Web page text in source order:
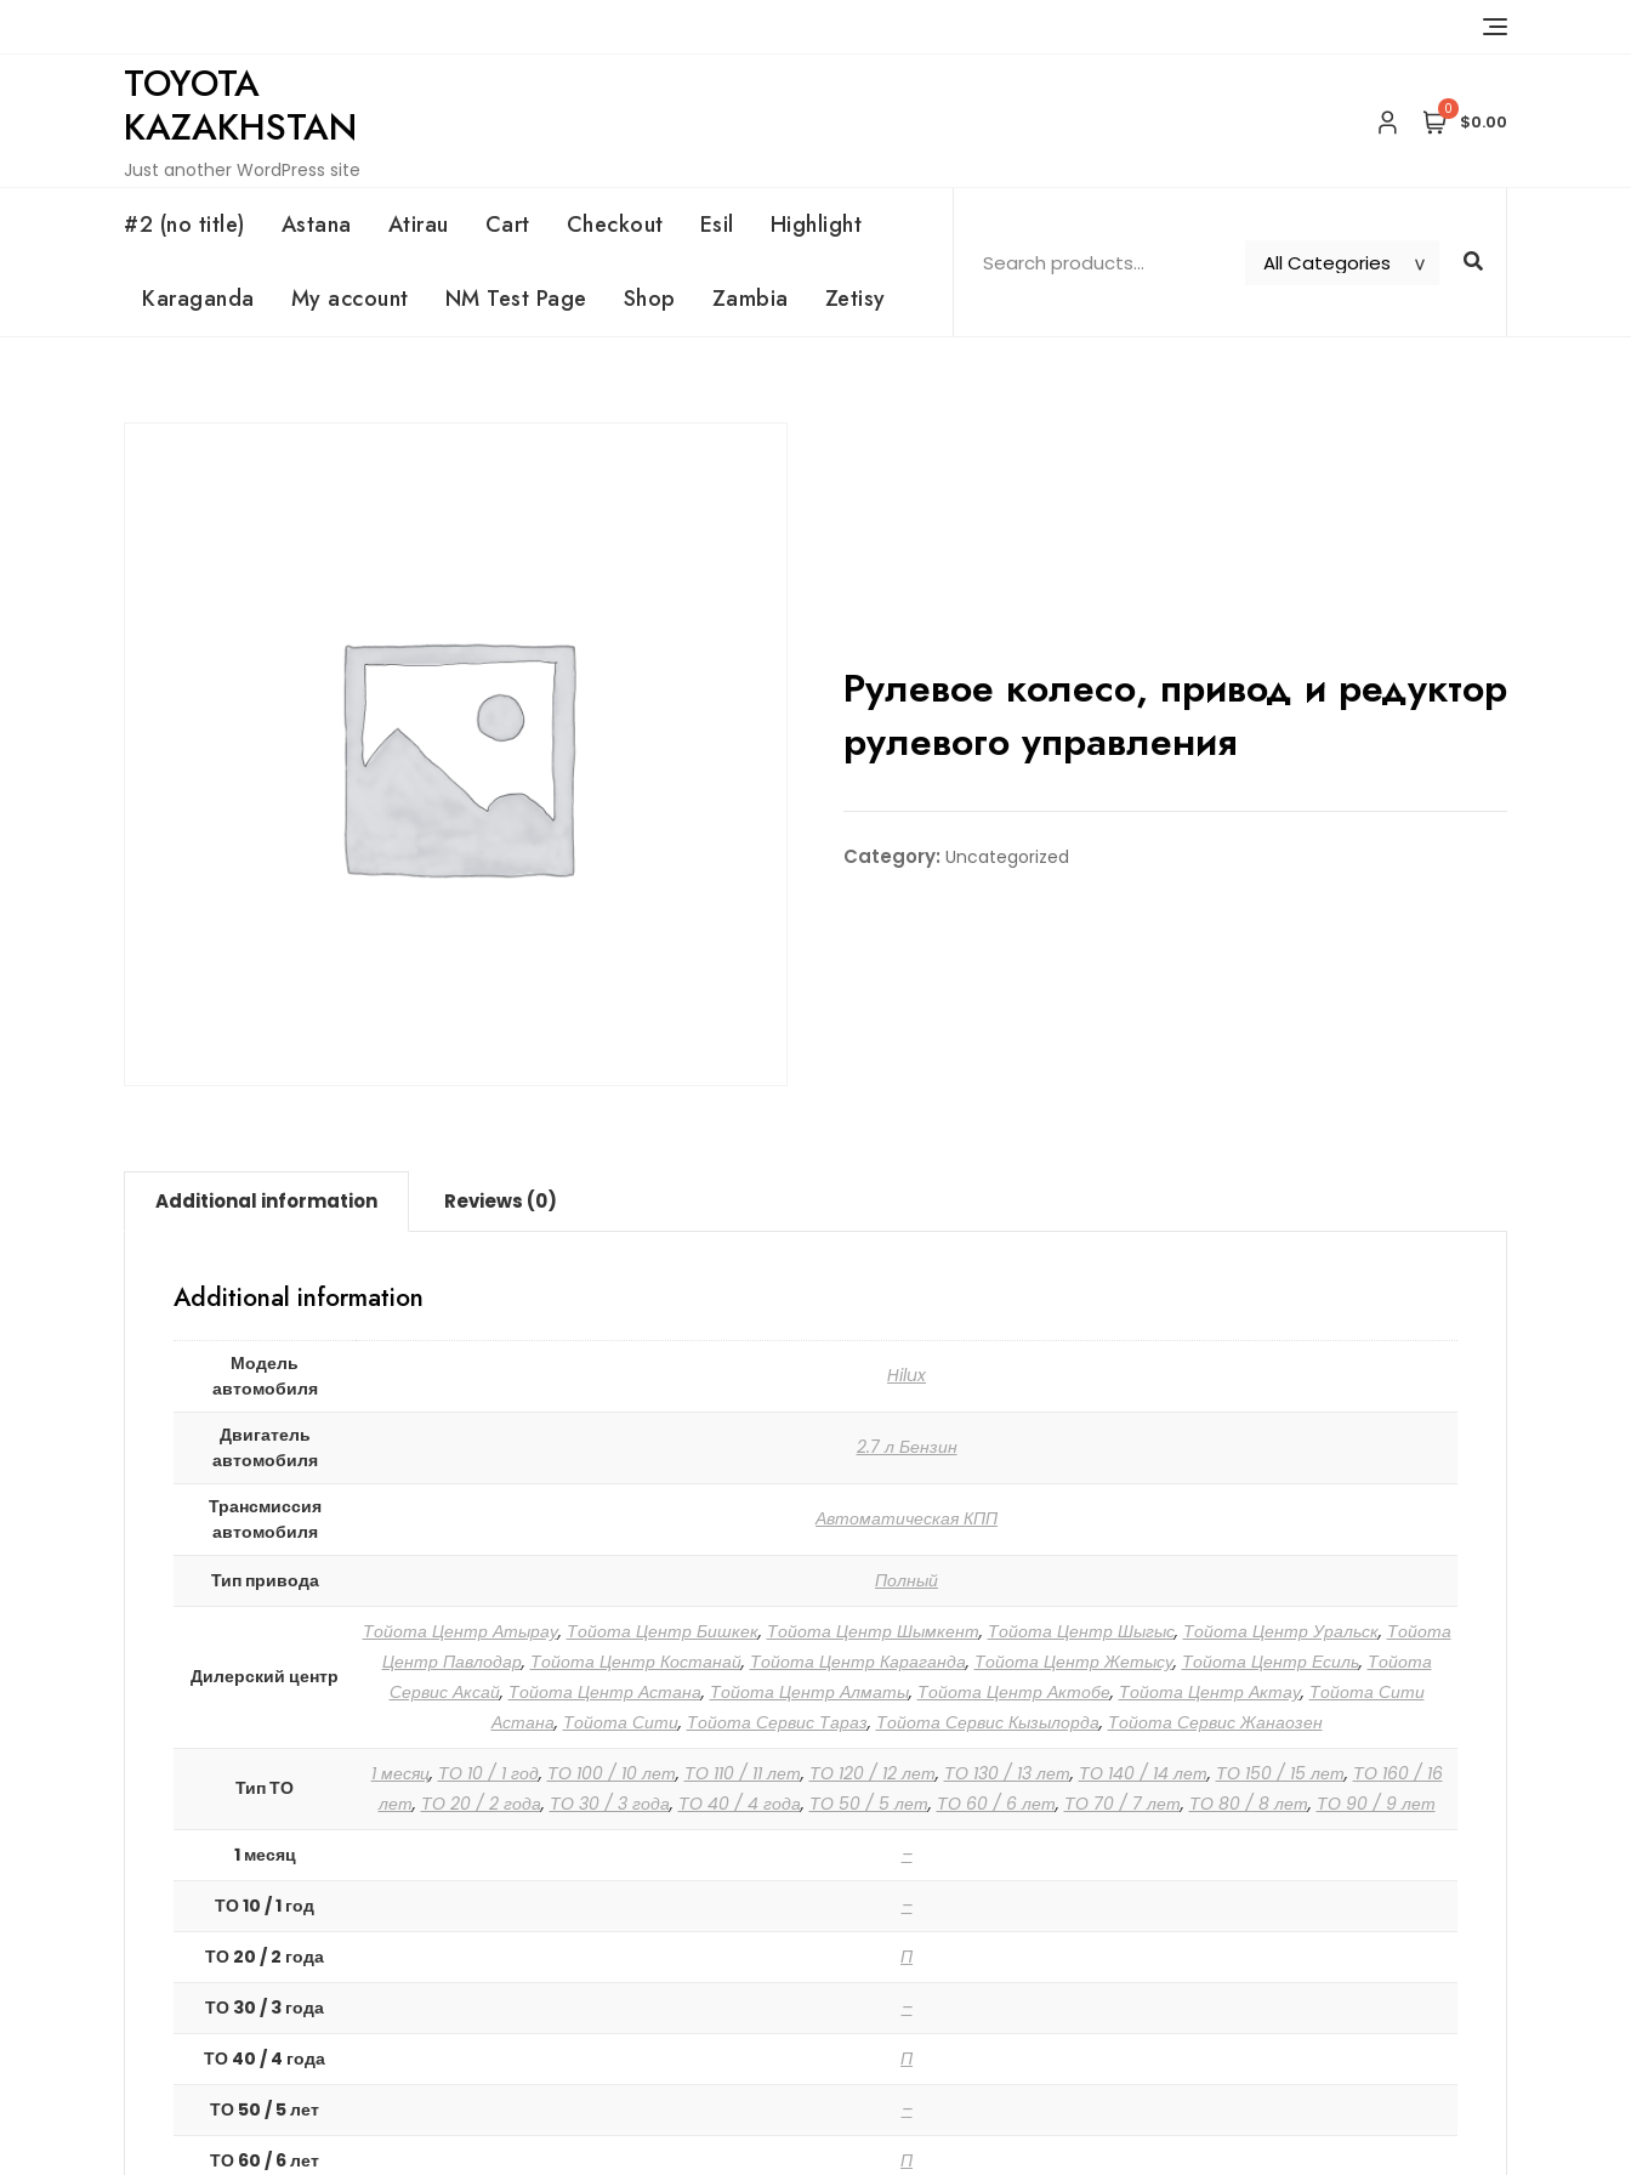
TOYOTA
KAZAKHSTAN
Just another WordPress site
0
$0.00
#2 (no title) Astana Atirau Cart Checkout Esil Highlight
Karaganda My account NM Test Page Shop Zambia Zetisy
Рулевое колесо, привод и редуктор
рулевого управления
Category: Uncategorized
Additional information Reviews (0)
Additional information
Модель
автомобиля
Hilux
Двигатель
автомобиля
2.7 л Бензин
Трансмиссия
автомобиля
Автоматическая КПП
Тип привода Полный
Дилерский центр
Тойота Центр Атырау, Тойота Центр Бишкек, Тойота Центр Шымкент, Тойота Центр Шыгыс, Тойота Центр Уральск, Тойота
Центр Павлодар, Тойота Центр Костанай, Тойота Центр Караганда, Тойота Центр Жетысу, Тойота Центр Есиль, Тойота
Сервис Аксай, Тойота Центр Астана, Тойота Центр Алматы, Тойота Центр Актобе, Тойота Центр Актау, Тойота Сити
Астана, Тойота Сити, Тойота Сервис Тараз, Тойота Сервис Кызылорда, Тойота Сервис Жанаозен
Тип ТО
1 месяц, ТО 10 / 1 год, ТО 100 / 10 лет, ТО 110 / 11 лет, ТО 120 / 12 лет, ТО 130 / 13 лет, ТО 140 / 14 лет, ТО 150 / 15 лет, ТО 160 / 16
лет, ТО 20 / 2 года, ТО 30 / 3 года, ТО 40 / 4 года, ТО 50 / 5 лет, ТО 60 / 6 лет, ТО 70 / 7 лет, ТО 80 / 8 лет, ТО 90 / 9 лет
1 месяц –
ТО 10 / 1 год –
ТО 20 / 2 года П
ТО 30 / 3 года –
ТО 40 / 4 года П
ТО 50 / 5 лет –
ТО 60 / 6 лет П